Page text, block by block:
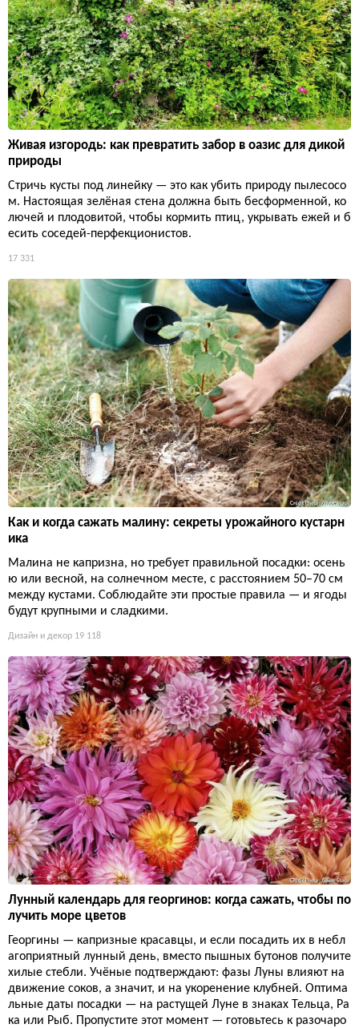
Живая изгородь: как превратить забор в оазис для дикой
природы
Стричь кусты под линейку — это как убить природу пылесосо
м. Настоящая зелёная стена должна быть бесформенной, ко
лючей и плодовитой, чтобы кормить птиц, укрывать ежей и б
есить соседей-перфекционистов.
17 331
Как и когда сажать малину: секреты урожайного кустарн
ика
Малина не капризна, но требует правильной посадки: осень
ю или весной, на солнечном месте, с расстоянием 50–70 см
между кустами. Соблюдайте эти простые правила — и ягоды
будут крупными и сладкими.
Дизайн и декор 19 118
Лунный календарь для георгинов: когда сажать, чтобы по
лучить море цветов
Георгины — капризные красавцы, и если посадить их в небл
агоприятный лунный день, вместо пышных бутонов получите
хилые стебли. Учёные подтверждают: фазы Луны влияют на
движение соков, а значит, и на укоренение клубней. Оптима
льные даты посадки — на растущей Луне в знаках Тельца, Ра
ка или Рыб. Пропустите этот момент — готовьтесь к разочаро